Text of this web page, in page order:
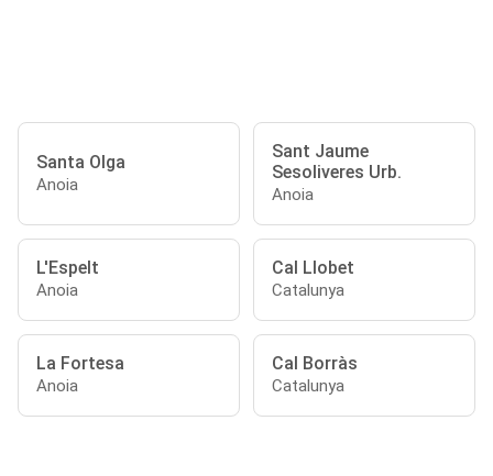
Santa Olga
Anoia
Sant Jaume
Sesoliveres Urb.
Anoia
L'Espelt
Anoia
Cal Llobet
Catalunya
La Fortesa
Anoia
Cal Borràs
Catalunya